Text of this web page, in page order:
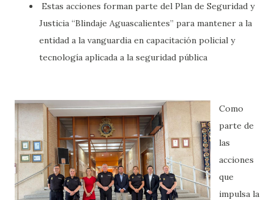
Estas acciones forman parte del Plan de Seguridad y
Justicia “Blindaje Aguascalientes” para mantener a la
entidad a la vanguardia en capacitación policial y
tecnología aplicada a la seguridad pública
Como
parte de
las
acciones
que
impulsa la